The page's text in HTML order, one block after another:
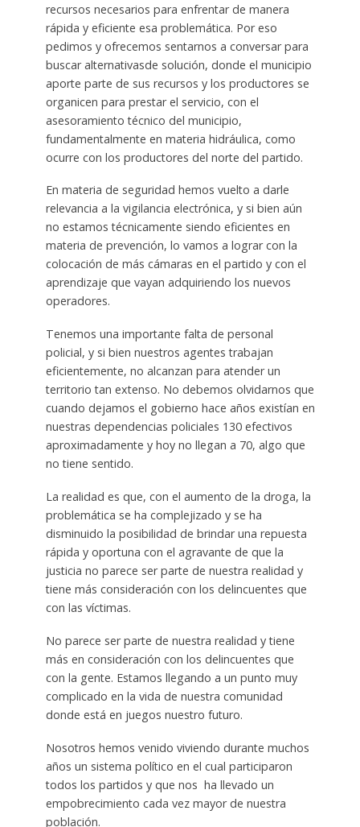
recursos necesarios para enfrentar de manera
rápida y eficiente esa problemática. Por eso
pedimos y ofrecemos sentarnos a conversar para
buscar alternativasde solución, donde el municipio
aporte parte de sus recursos y los productores se
organicen para prestar el servicio, con el
asesoramiento técnico del municipio,
fundamentalmente en materia hidráulica, como
ocurre con los productores del norte del partido.
En materia de seguridad hemos vuelto a darle
relevancia a la vigilancia electrónica, y si bien aún
no estamos técnicamente siendo eficientes en
materia de prevención, lo vamos a lograr con la
colocación de más cámaras en el partido y con el
aprendizaje que vayan adquiriendo los nuevos
operadores.
Tenemos una importante falta de personal
policial, y si bien nuestros agentes trabajan
eficientemente, no alcanzan para atender un
territorio tan extenso. No debemos olvidarnos que
cuando dejamos el gobierno hace años existían en
nuestras dependencias policiales 130 efectivos
aproximadamente y hoy no llegan a 70, algo que
no tiene sentido.
La realidad es que, con el aumento de la droga, la
problemática se ha complejizado y se ha
disminuido la posibilidad de brindar una repuesta
rápida y oportuna con el agravante de que la
justicia no parece ser parte de nuestra realidad y
tiene más consideración con los delincuentes que
con las víctimas.
No parece ser parte de nuestra realidad y tiene
más en consideración con los delincuentes que
con la gente. Estamos llegando a un punto muy
complicado en la vida de nuestra comunidad
donde está en juegos nuestro futuro.
Nosotros hemos venido viviendo durante muchos
años un sistema político en el cual participaron
todos los partidos y que nos ha llevado un
empobrecimiento cada vez mayor de nuestra
población.